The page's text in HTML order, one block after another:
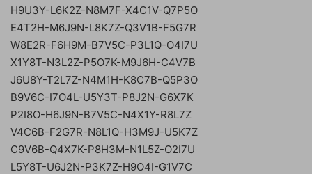
H9U3Y-L6K2Z-N8M7F-X4C1V-Q7P5O
E4T2H-M6J9N-L8K7Z-Q3V1B-F5G7R
W8E2R-F6H9M-B7V5C-P3L1Q-O4I7U
X1Y8T-N3L2Z-P5O7K-M9J6H-C4V7B
J6U8Y-T2L7Z-N4M1H-K8C7B-Q5P3O
B9V6C-I7O4L-U5Y3T-P8J2N-G6X7K
P2I8O-H6J9N-B7V5C-N4X1Y-R8L7Z
V4C6B-F2G7R-N8L1Q-H3M9J-U5K7Z
C9V6B-Q4X7K-P8H3M-N1L5Z-O2I7U
L5Y8T-U6J2N-P3K7Z-H9O4I-G1V7C